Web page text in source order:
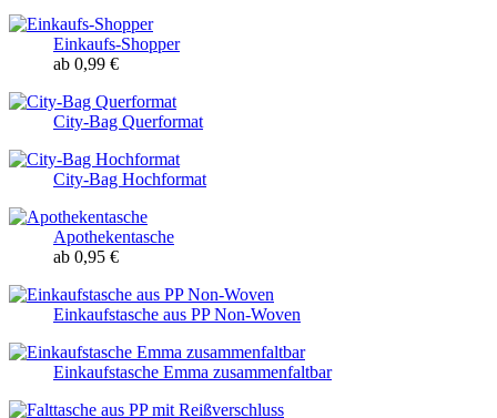
Einkaufs-Shopper
ab 0,99 €
City-Bag Querformat
City-Bag Hochformat
Apothekentasche
ab 0,95 €
Einkaufstasche aus PP Non-Woven
Einkaufstasche Emma zusammenfaltbar